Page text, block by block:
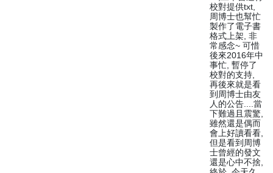
校對提供txt,
周博士也幫忙
製作了電子書
格式上架, 非
常感念~ 可惜
後來2016年中
事忙, 暫停了
校對的支持,
再後來就是看
到周博士由友
人的公告....當
下難過且震驚,
雖然還是偶而
會上好讀看看,
但是看到周博
士曾經的發文
還是心中不捨,